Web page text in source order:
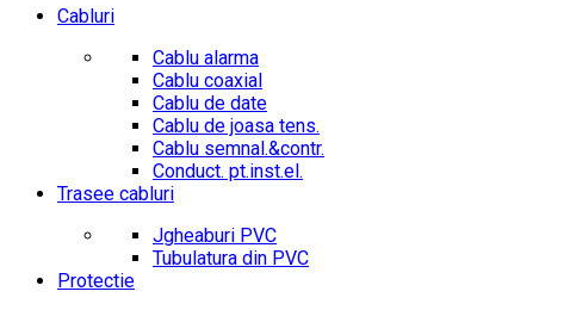
Cabluri
Cablu alarma
Cablu coaxial
Cablu de date
Cablu de joasa tens.
Cablu semnal.&contr.
Conduct. pt.inst.el.
Trasee cabluri
Jgheaburi PVC
Tubulatura din PVC
Protectie